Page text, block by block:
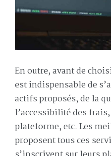
En outre, avant de
est indispensable de
actifs proposés, de la
l’accessibilité des
plateforme, etc. Les
proposent tous ces